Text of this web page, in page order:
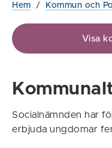
Hem / Kommun och
Visa
Socialnämnden har
erbjuda ungdomar